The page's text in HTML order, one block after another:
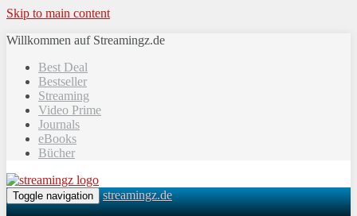
Skip to main content
Willkommen auf Streamingz.de
Best Deal
Bestseller
Streaming
Video Prime
Journals
eBooks
Bücher
Toggle navigation streamingz.de